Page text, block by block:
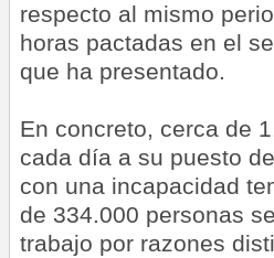
respecto al mismo
horas pactadas en el
que ha presentado.
En concreto, cerca de
cada día a su puesto
con una incapacidad
de 334.000 personas
trabajo por razones